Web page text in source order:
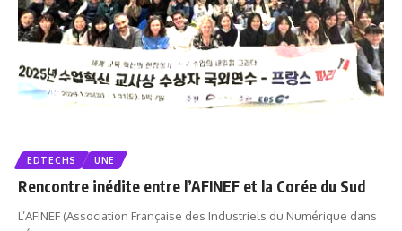
EDTECHS UNE
Rencontre inédite entre l’AFINEF et la Corée du Sud
L’AFINEF (Association Française des Industriels du Numérique dans